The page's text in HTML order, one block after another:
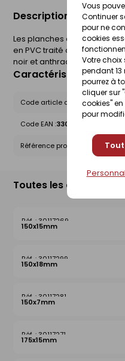
Vous
Continuer
pour ne
cookies
Votre choix
pendant 13
pourrez à
cliquer sur
cookies"
pour
Description du produit
Les planches de rive sont
en PVC traité anti UV en 4
noir et anthracite ) ou
Caractéristiques du
Code article chez le
Code EAN :3309033684605
Référence produit nationale
Toutes les déclinaisons
30117269
150x15mm
30117299
150x18mm
30117281
150x7mm
30117271
175x15mm